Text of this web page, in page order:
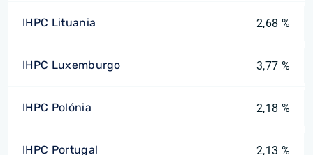
IHPC Lituania 2,68 %
IHPC Luxemburgo 3,77 %
IHPC Polónia 2,18 %
IHPC Portugal 2,13 %